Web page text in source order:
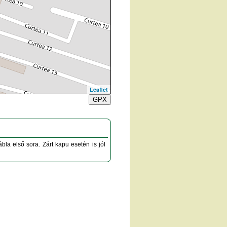
Leaflet
GPX
első sora. Zárt kapu esetén is jól